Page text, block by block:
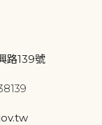
路139號